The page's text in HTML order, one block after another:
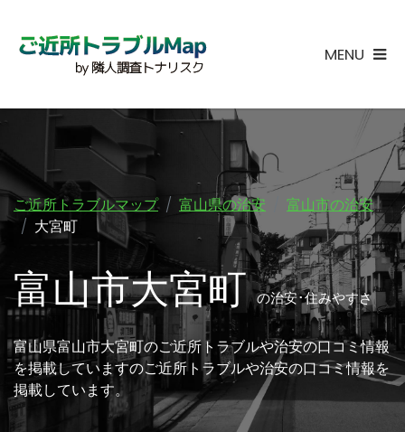
MENU
ご近所トラブルマップ 富山県の治安
富山市の治安
大宮町
富山市大宮町の治安･住みやすさ
富山県富山市大宮町のご近所トラブルや治安の口コミ情報
を掲載していますのご近所トラブルや治安の口コミ情報を
掲載しています。